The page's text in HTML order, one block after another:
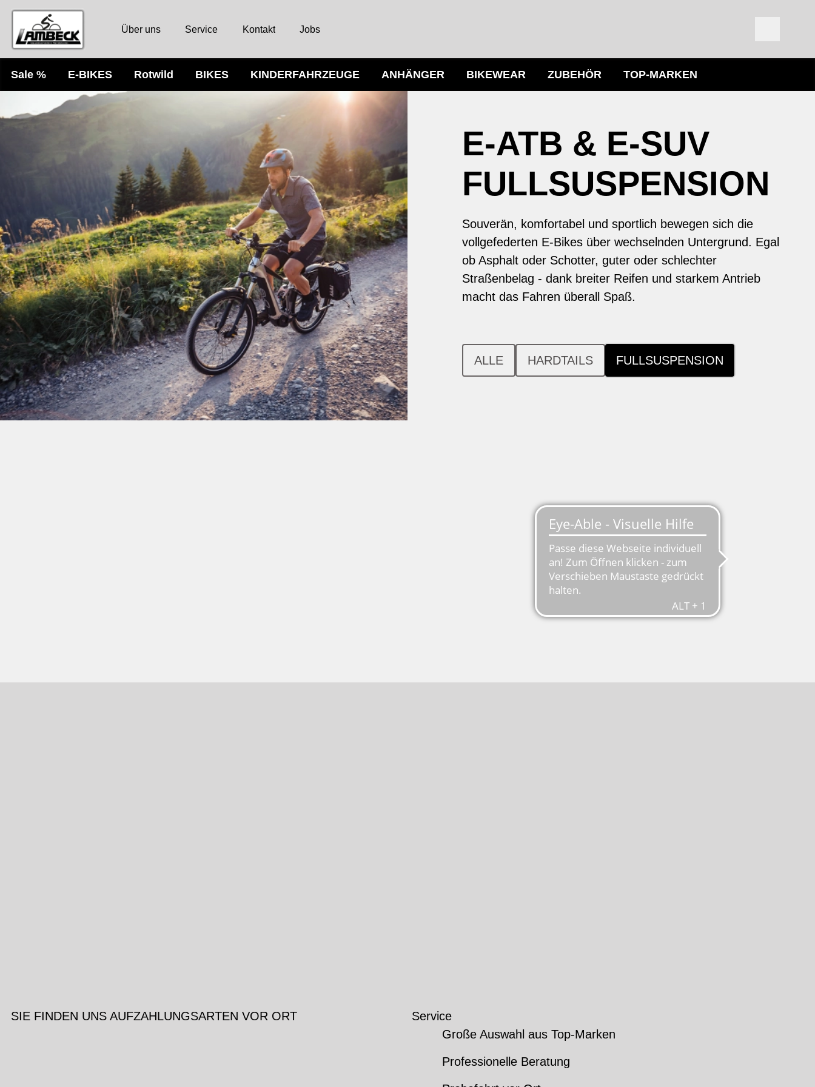
Über uns Service Kontakt Jobs
Sale % E-BIKES Rotwild BIKES KINDERFAHRZEUGE ANHÄNGER BIKEWEAR ZUBEHÖR TOP-MARKEN
E-ATB & E-SUV
FULLSUSPENSION
Souverän, komfortabel und sportlich bewegen sich die
vollgefederten E-Bikes über wechselnden Untergrund. Egal
ob Asphalt oder Schotter, guter oder schlechter
Straßenbelag - dank breiter Reifen und starkem Antrieb
macht das Fahren überall Spaß.
ALLE HARDTAILS FULLSUSPENSION
SIE FINDEN UNS AUFZAHLUNGSARTEN VOR ORT
Service
Große Auswahl aus Top-Marken
Professionelle Beratung